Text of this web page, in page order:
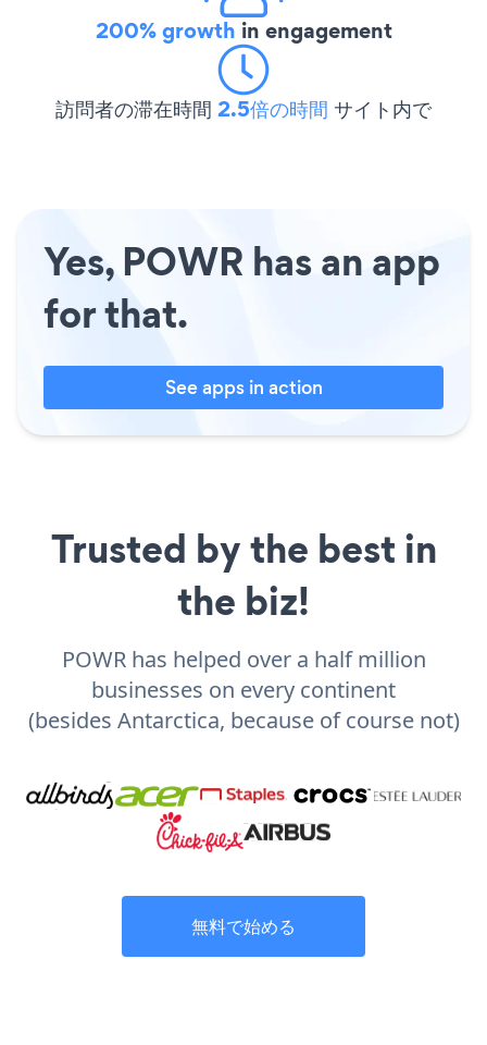
200% growth in engagement
訪問者の滞在時間 2.5倍の時間 サイト内で
Yes, POWR has an app
for that.
See apps in action
Trusted by the best in
the biz!
POWR has helped over a half million
businesses on every continent
(besides Antarctica, because of course not)
無料で始める